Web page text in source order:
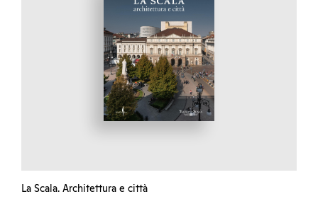
La Scala. Architettura e città